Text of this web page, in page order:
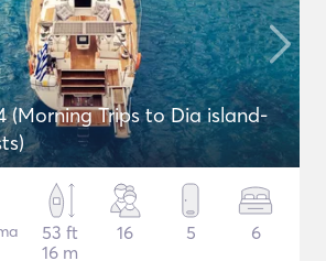
(Morning Trips to Dia island-
53 ft
16 m
16 5 6